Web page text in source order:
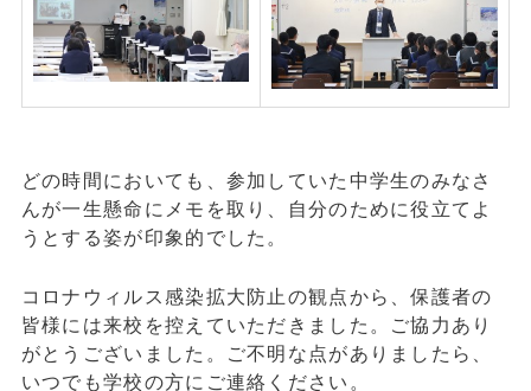
どの時間においても、参加していた中学生のみなさ
んが一生懸命にメモを取り、自分のために役立てよ
うとする姿が印象的でした。
コロナウィルス感染拡大防止の観点から、保護者の
皆様には来校を控えていただきました。ご協力あり
がとうございました。ご不明な点がありましたら、
いつでも学校の方にご連絡ください。